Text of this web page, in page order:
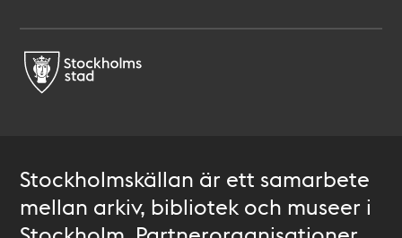
Stockholmskällan är ett samarbete
mellan arkiv, bibliotek och museer i